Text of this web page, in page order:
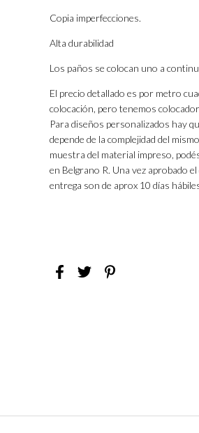
Copia imperfecciones.
Alta durabilidad
Los paños se colocan uno a
El precio detallado es por metro
colocación, pero tenemos
Para diseños personalizados hay
depende de la complejidad del
muestra del material impreso,
en Belgrano R. Una vez aprobado
entrega son de aprox 10 días